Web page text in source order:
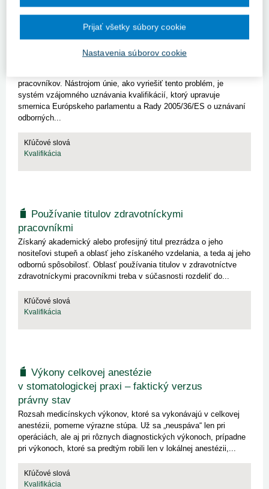
povolania cudzincom na území SR
pracovníkov. Nástrojom únie, ako vyriešiť tento problém, je
systém vzájomného uznávania kvalifikácií, ktorý upravuje
smernica Európskeho parlamentu a Rady 2005/36/ES o uznávaní
odborných...
Kľúčové slová
Kvalifikácia
Používanie titulov zdravotníckymi
pracovníkmi
Získaný akademický alebo profesijný titul prezrádza o jeho
nositeľovi stupeň a oblasť jeho získaného vzdelania, a teda aj jeho
odbornú spôsobilosť. Oblasť používania titulov v zdravotníctve
zdravotníckymi pracovníkmi treba v súčasnosti rozdeliť do...
Kľúčové slová
Kvalifikácia
Výkony celkovej anestézie
v stomatologickej praxi – faktický verzus
právny stav
Rozsah medicínskych výkonov, ktoré sa vykonávajú v celkovej
anestézii, pomerne výrazne stúpa. Už sa „neuspáva“ len pri
operáciách, ale aj pri rôznych diagnostických výkonoch, prípadne
pri výkonoch, ktoré sa predtým robili len v lokálnej anestézii,...
Kľúčové slová
Kvalifikácia
Nastavenia súborov cookie
Prijať všetky súbory cookie